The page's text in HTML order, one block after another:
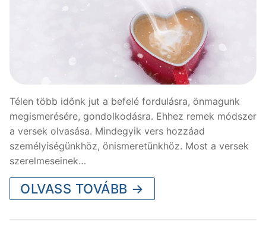
Télen több időnk jut a befelé fordulásra, önmagunk
megismerésére, gondolkodásra. Ehhez remek módszer
a versek olvasása. Mindegyik vers hozzáad
személyiségünkhöz, önismeretünkhöz. Most a versek
szerelmeseinek…
OLVASS TOVÁBB →